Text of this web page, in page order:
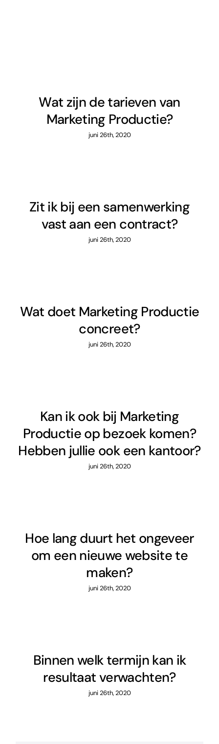
Wat zijn de tarieven van
Marketing Productie?
juni 26th, 2020
Zit ik bij een samenwerking
vast aan een contract?
juni 26th, 2020
Wat doet Marketing Productie
concreet?
juni 26th, 2020
Kan ik ook bij Marketing
Productie op bezoek komen?
Hebben jullie ook een kantoor?
juni 26th, 2020
Hoe lang duurt het ongeveer
om een nieuwe website te
maken?
juni 26th, 2020
Binnen welk termijn kan ik
resultaat verwachten?
juni 26th, 2020